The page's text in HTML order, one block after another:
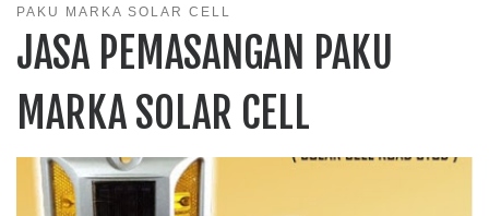
PAKU MARKA SOLAR CELL
JASA PEMASANGAN PAKU
MARKA SOLAR CELL